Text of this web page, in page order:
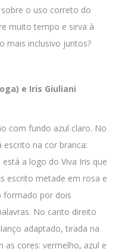
o uso correto do
muito tempo e sirva à
mais inclusivo juntos?
e Iris Giuliani
com fundo azul claro. No
na cor branca:
a logo do Viva Iris que
escrito metade em rosa e
formado por dois
No canto direito
adaptado, tirada na
as cores: vermelho, azul e